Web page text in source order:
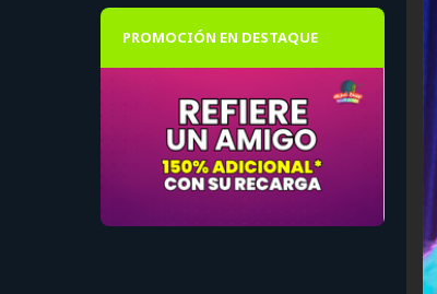
PROMOCIÓN EN DESTAQUE